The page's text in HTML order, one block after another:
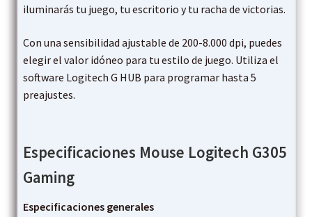
iluminarás tu juego, tu escritorio y tu racha de victorias.
Con una sensibilidad ajustable de 200-8.000 dpi, puedes
elegir el valor idóneo para tu estilo de juego. Utiliza el
software Logitech G HUB para programar hasta 5
preajustes.
Especificaciones Mouse Logitech G305
Gaming
Especificaciones generales